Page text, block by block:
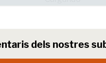
dels nostres